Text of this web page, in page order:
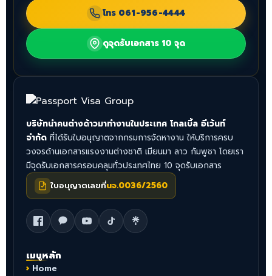
โทร 061-956-4444
ดูจุดรับเอกสาร 10 จุด
บริษัทนำคนต่างด้าวมาทำงานในประเทศ โกลเบิ้ล อีเว้นท์
จำกัด ที่ได้รับใบอนุญาตจากกรมการจัดหางาน ให้บริการครบ
วงจรด้านเอกสารแรงงานต่างชาติ เมียนมา ลาว กัมพูชา โดยเรา
มีจุดรับเอกสารครอบคลุมทั่วประเทศไทย 10 จุดรับเอกสาร
ใบอนุญาตเลขที่นจ.0036/2560
เมนูหลัก
Home